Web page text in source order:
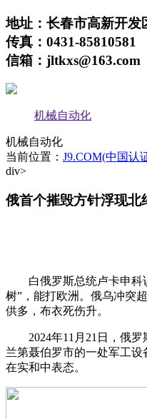
地址：长春市高新开发
传真：0431-85810581
信箱：jltkxs@163.com
机械自动化
机械自动化
当前位置： J9.COM(中国认
div>
俄首个摧毁方针浮现北
白俄罗斯总统卢卡申科
树”，能打欧洲。俄乌冲突
供多，布衣死伤升。
2024年11月21日，俄罗
兰第聂伯罗市的一处军工
在实和中表态。